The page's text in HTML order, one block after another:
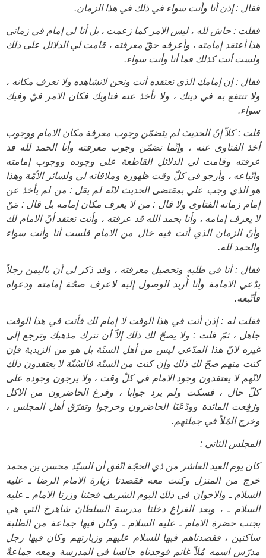
فقال : إذن أنا وأنت سواء في ذلك في هذا الزمان.
فقلت : حاش لله ، ليس الامر كما زعمت ، بل أنا لي إمام في زماني
هذا أعتقد إمامته ، وأعرفه حقّ معرفته ، قامت لي الدلائل على ذلك
ولست أنت كذلك فما أنا وأنت سواء.
فقال : إن إمامك الذي تعتقده أنت ونحن لانشاهده ولا نعرف مكانه ،
ولا تنتفع به في دينك ، ولا تأخذ عنه فتاويك فكان الامر فيّ وفيك
سواء.
قلت : كلاّ إنّ الحديث لم يتضمّن وجوب معرفة مكان الامام ووجوب
أخذ الفتاوى عنه ، وإنّما تضمّن وجوب معرفته وأنا الحمد لله قد
عرفته وقامت لي الدلائل القاطعة على وجوده ووجوب إمامته
واتّباعه ، وأرجو في كلّ وقت ظهوره وملاقاته لي ولسائر الاُمّة وهذا
هو الذي وجب علي بمقتضى الحديث لانّه لم يقل : من لم يأخذ عن
إمام زمانه الفتاوى ولا قال : من لا يعرف مكان إمامه بل قال : مَنْ
لا يعرف إمامه ، وأنا بحمد الله قد عرفته ، وأنت تعتقد أنّ الامام لك
وأنّ الزمان الذي أنت فيه خال من الامام فلست أنا وأنت سواء
والحمد لله.
فقال : أنا في طلبه وتحصيل معرفته ، وقد ذكر لي أن باليمن رجلاً
يدّعي الامامة وأنا أُريد الوصول إليه لاعرف صحّة إمامته ودعواه
فأتّبعه.
فقلت له : إذن أنت في هذا الوقت لا إمام لك فأنت في هذا الوقت
جاهل ، ثمّ قلت : ولا يصحّ لك ذلك إلاّ أن تترك مذهبك وترجع إلى
غيره لانّ هذا المدّعي ليس من أهل السنّة بل هو من الزيدية فإن
كنت منهم صحّ لك ذلك وإن كنت من السنّة فالسُنّة لا يعتقدون ذلك
لانّهم لا يعتقدون وجود الامام في كلّ وقت ، ولا يرجون وجوده على
كلّ حال ، فسكت ولم يرد جوابا ، وفرغ الحاضرون من الاكل
ورُفِعت المائدة وودّعَنَا الحاضرون وخرجوا وتفرّق أهل المجلس ،
وخرج المُلاّ في جملتهم.
المجلس الثاني :
كان يوم العيد العاشر من ذي الحجّة اتّفق أن السيّد محسن بن محمد
خرج من المنزل وكنت معه فقصدنا زيارة الامام الرضا ـ عليه
السلام ـ‍ والاخوان في ذلك اليوم الشريف فجئنا وزرنا الامام ـ عليه
السلام ـ ، وبعد الفراغ دخلنا مدرسة السلطان شاهرخ التي هي
بجنب حضرة الامام ـ عليه السلام ـ وكان فيها جماعة من الطلبة
ساكنين ، فقصدناهم فيها للسلام عليهم وزيارتهم وكان فيها رجل
مدرّس اسمه مُلاّ غانم فوجدناه جالسا في المدرسة ومعه جماعةٌ